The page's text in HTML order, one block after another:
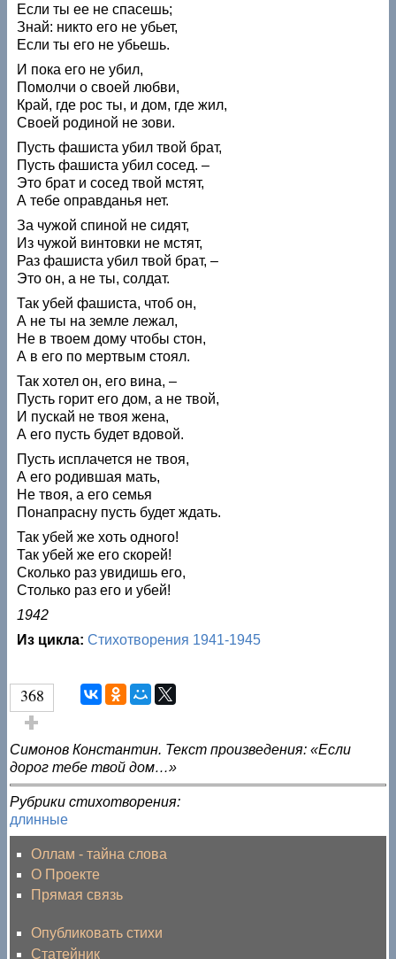
Если ты ее не спасешь;
Знай: никто его не убьет,
Если ты его не убьешь.
И пока его не убил,
Помолчи о своей любви,
Край, где рос ты, и дом, где жил,
Своей родиной не зови.
Пусть фашиста убил твой брат,
Пусть фашиста убил сосед. –
Это брат и сосед твой мстят,
А тебе оправданья нет.
За чужой спиной не сидят,
Из чужой винтовки не мстят,
Раз фашиста убил твой брат, –
Это он, а не ты, солдат.
Так убей фашиста, чтоб он,
А не ты на земле лежал,
Не в твоем дому чтобы стон,
А в его по мертвым стоял.
Так хотел он, его вина, –
Пусть горит его дом, а не твой,
И пускай не твоя жена,
А его пусть будет вдовой.
Пусть исплачется не твоя,
А его родившая мать,
Не твоя, а его семья
Понапрасну пусть будет ждать.
Так убей же хоть одного!
Так убей же его скорей!
Сколько раз увидишь его,
Столько раз его и убей!
1942
Из цикла:Стихотворения 1941-1945
368
Голос за!
Симонов Константин. Текст произведения: «Если
дорог тебе твой дом…»
Рубрики стихотворения:
длинные
Оллам - тайна слова
О Проекте
Прямая связь
Опубликовать стихи
Статейник